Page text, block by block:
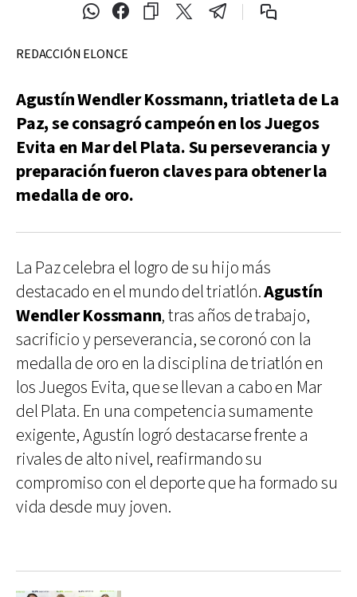
REDACCIÓN ELONCE
Agustín Wendler Kossmann, triatleta de La
Paz, se consagró campeón en los Juegos
Evita en Mar del Plata. Su perseverancia y
preparación fueron claves para obtener la
medalla de oro.
La Paz celebra el logro de su hijo más
destacado en el mundo del triatlón.Agustín
Wendler Kossmann, tras años de trabajo,
sacrificio y perseverancia, se coronó con la
medalla de oro en la disciplina de triatlón en
los Juegos Evita, que se llevan a cabo en Mar
del Plata. En una competencia sumamente
exigente, Agustín logró destacarse frente a
rivales de alto nivel, reafirmando su
compromiso con el deporte que ha formado su
vida desde muy joven.